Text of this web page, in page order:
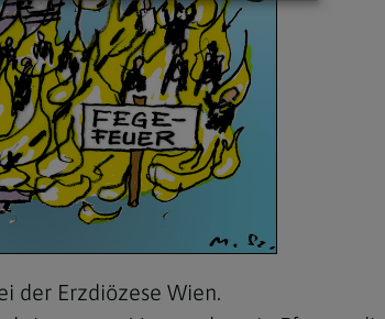
der Erzdiözese Wien.